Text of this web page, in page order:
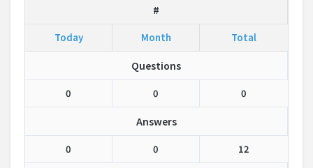
#
Today Month Total
Questions
0 0 0
Answers
0 0 12